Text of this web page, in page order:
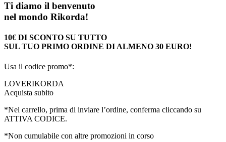
Ti diamo il benvenuto
nel mondo Rikorda!
10€ DI SCONTO SU TUTTO
SUL TUO PRIMO ORDINE DI ALMENO 30 EURO!
Usa il codice promo*:
LOVERIKORDA
Acquista subito
*Nel carrello, prima di inviare l’ordine, conferma cliccando su
ATTIVA CODICE.
*Non cumulabile con altre promozioni in corso